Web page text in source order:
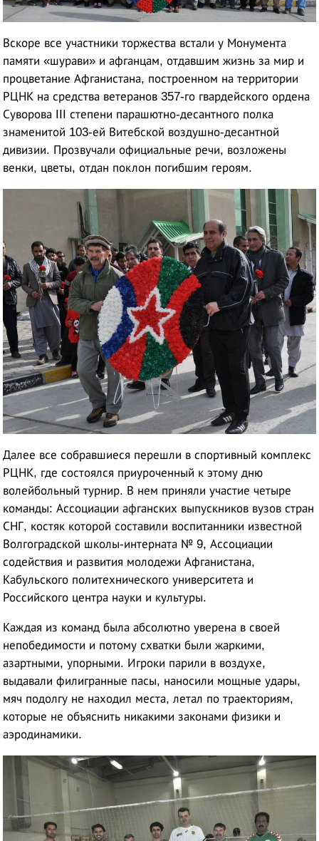
Вскоре все участники торжества встали у Монумента
памяти «шурави» и афганцам, отдавшим жизнь за мир и
процветание Афганистана, построенном на территории
РЦНК на средства ветеранов 357-го гвардейского ордена
Суворова III степени парашютно-десантного полка
знаменитой 103-ей Витебской воздушно-десантной
дивизии. Прозвучали официальные речи, возложены
венки, цветы, отдан поклон погибшим героям.
Далее все собравшиеся перешли в спортивный комплекс
РЦНК, где состоялся приуроченный к этому дню
волейбольный турнир. В нем приняли участие четыре
команды: Ассоциации афганских выпускников вузов стран
СНГ, костяк которой составили воспитанники известной
Волгоградской школы-интерната № 9, Ассоциации
содействия и развития молодежи Афганистана,
Кабульского политехнического университета и
Российского центра науки и культуры.
Каждая из команд была абсолютно уверена в своей
непобедимости и потому схватки были жаркими,
азартными, упорными. Игроки парили в воздухе,
выдавали филигранные пасы, наносили мощные удары,
мяч подолгу не находил места, летал по траекториям,
которые не объяснить никакими законами физики и
аэродинамики.